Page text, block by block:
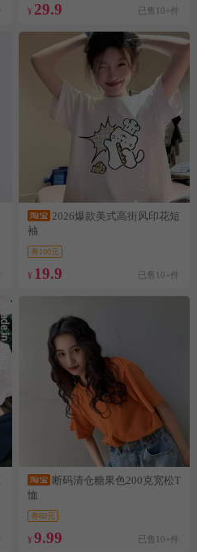
¥ 29.9 已售10+件
2026爆款美式高街风印花短
袖
券100元
¥ 19.9 已售10+件
断码清仓糖果色200克宽松T
恤
券60元
¥ 9.99 已售10+件